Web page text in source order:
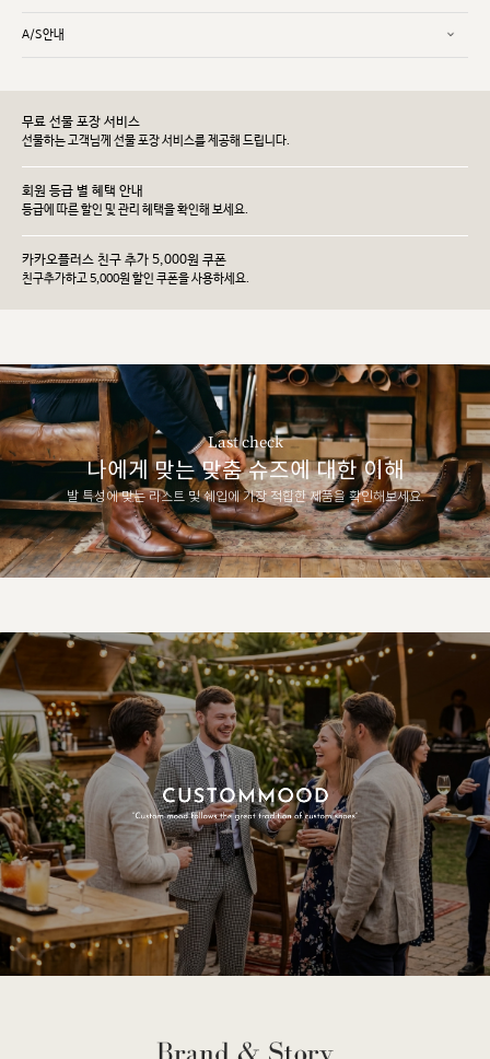
A/S안내
무료 선물 포장 서비스
선물하는 고객님께 선물 포장 서비스를 제공해 드립니다.
회원 등급 별 혜택 안내
등급에 따른 할인 및 관리 헤택을 확인해 보세요.
카카오플러스 친구 추가 5,000원 쿠폰
친구추가하고 5,000원 할인 쿠폰을 사용하세요.
Last check
나에게 맞는 맞춤 슈즈에 대한 이해
발 특성에 맞는 라스트 및 쉐입에 가장 적합한 제품을 확인해보세요.